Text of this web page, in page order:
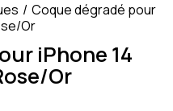
Coque dégradé pour
Or
iPhone 14
Or